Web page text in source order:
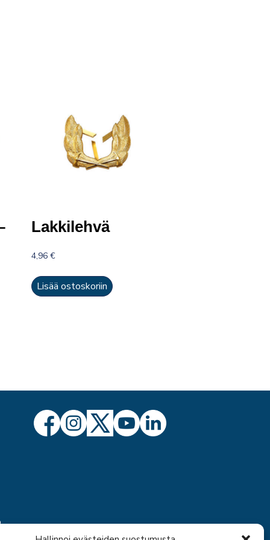
Lakkilehvä
4,96 €
Lisää ostoskoriin